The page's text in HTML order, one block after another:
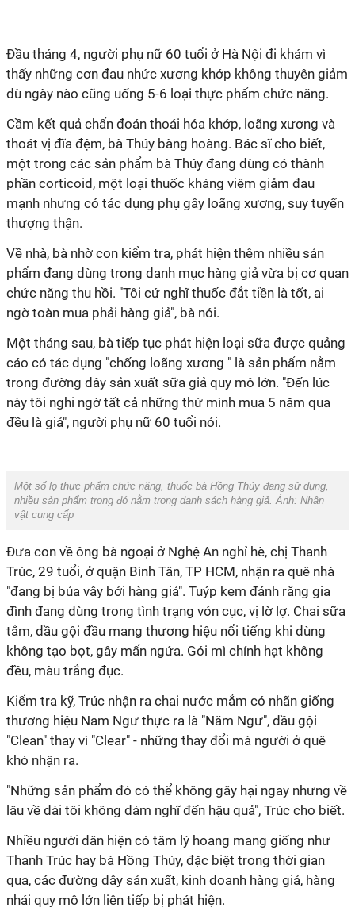
Đầu tháng 4, người phụ nữ 60 tuổi ở Hà Nội đi khám vì
thấy những cơn đau nhức xương khớp không thuyên giảm
dù ngày nào cũng uống 5-6 loại thực phẩm chức năng.
Cầm kết quả chẩn đoán thoái hóa khớp, loãng xương và
thoát vị đĩa đệm, bà Thúy bàng hoàng. Bác sĩ cho biết,
một trong các sản phẩm bà Thúy đang dùng có thành
phần corticoid, một loại thuốc kháng viêm giảm đau
mạnh nhưng có tác dụng phụ gây loãng xương, suy tuyến
thượng thận.
Về nhà, bà nhờ con kiểm tra, phát hiện thêm nhiều sản
phẩm đang dùng trong danh mục hàng giả vừa bị cơ quan
chức năng thu hồi. "Tôi cứ nghĩ thuốc đắt tiền là tốt, ai
ngờ toàn mua phải hàng giả", bà nói.
Một tháng sau, bà tiếp tục phát hiện loại sữa được quảng
cáo có tác dụng "chống loãng xương " là sản phẩm nằm
trong đường dây sản xuất sữa giả quy mô lớn. "Đến lúc
này tôi nghi ngờ tất cả những thứ mình mua 5 năm qua
đều là giả", người phụ nữ 60 tuổi nói.
Một số lọ thực phẩm chức năng, thuốc bà Hồng Thúy đang sử dụng,
nhiều sản phẩm trong đó nằm trong danh sách hàng giả. Ảnh: Nhân
vật cung cấp
Đưa con về ông bà ngoại ở Nghệ An nghỉ hè, chị Thanh
Trúc, 29 tuổi, ở quận Bình Tân, TP HCM, nhận ra quê nhà
"đang bị bủa vây bởi hàng giả". Tuýp kem đánh răng gia
đình đang dùng trong tình trạng vón cục, vị lờ lợ. Chai sữa
tắm, dầu gội đầu mang thương hiệu nổi tiếng khi dùng
không tạo bọt, gây mẩn ngứa. Gói mì chính hạt không
đều, màu trắng đục.
Kiểm tra kỹ, Trúc nhận ra chai nước mắm có nhãn giống
thương hiệu Nam Ngư thực ra là "Năm Ngư", dầu gội
"Clean" thay vì "Clear" - những thay đổi mà người ở quê
khó nhận ra.
"Những sản phẩm đó có thể không gây hại ngay nhưng về
lâu về dài tôi không dám nghĩ đến hậu quả", Trúc cho biết.
Nhiều người dân hiện có tâm lý hoang mang giống như
Thanh Trúc hay bà Hồng Thúy, đặc biệt trong thời gian
qua, các đường dây sản xuất, kinh doanh hàng giả, hàng
nhái quy mô lớn liên tiếp bị phát hiện.